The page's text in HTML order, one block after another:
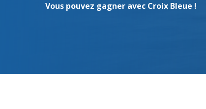
Vous pouvez gagner avec Croix Bleue !